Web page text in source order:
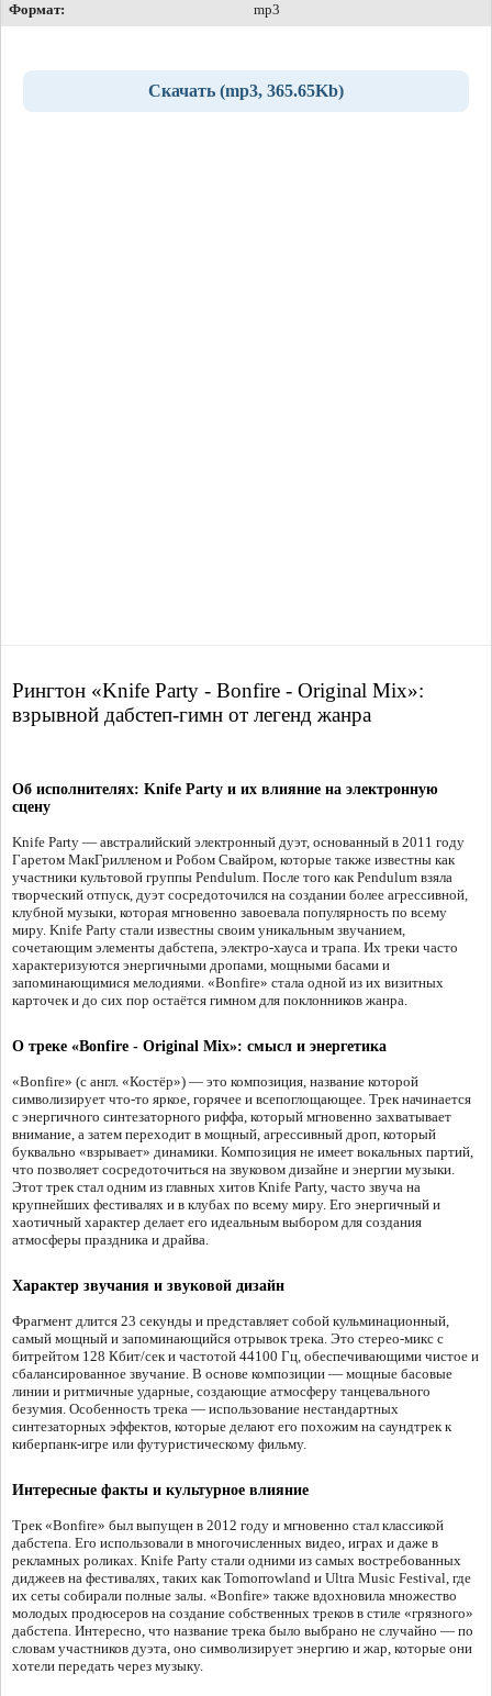
Формат:
mp3
Скачать (mp3, 365.65Kb)
Рингтон «Knife Party - Bonfire - Original Mix»:
взрывной дабстеп-гимн от легенд жанра
Об исполнителях: Knife Party и их влияние на электронную
сцену
Knife Party — австралийский электронный дуэт, основанный в 2011 году
Гаретом МакГрилленом и Робом Свайром, которые также известны как
участники культовой группы Pendulum. После того как Pendulum взяла
творческий отпуск, дуэт сосредоточился на создании более агрессивной,
клубной музыки, которая мгновенно завоевала популярность по всему
миру. Knife Party стали известны своим уникальным звучанием,
сочетающим элементы дабстепа, электро-хауса и трапа. Их треки часто
характеризуются энергичными дропами, мощными басами и
запоминающимися мелодиями. «Bonfire» стала одной из их визитных
карточек и до сих пор остаётся гимном для поклонников жанра.
О треке «Bonfire - Original Mix»: смысл и энергетика
«Bonfire» (с англ. «Костёр») — это композиция, название которой
символизирует что-то яркое, горячее и всепоглощающее. Трек начинается
с энергичного синтезаторного риффа, который мгновенно захватывает
внимание, а затем переходит в мощный, агрессивный дроп, который
буквально «взрывает» динамики. Композиция не имеет вокальных партий,
что позволяет сосредоточиться на звуковом дизайне и энергии музыки.
Этот трек стал одним из главных хитов Knife Party, часто звуча на
крупнейших фестивалях и в клубах по всему миру. Его энергичный и
хаотичный характер делает его идеальным выбором для создания
атмосферы праздника и драйва.
Характер звучания и звуковой дизайн
Фрагмент длится 23 секунды и представляет собой кульминационный,
самый мощный и запоминающийся отрывок трека. Это стерео-микс с
битрейтом 128 Кбит/сек и частотой 44100 Гц, обеспечивающими чистое и
сбалансированное звучание. В основе композиции — мощные басовые
линии и ритмичные ударные, создающие атмосферу танцевального
безумия. Особенность трека — использование нестандартных
синтезаторных эффектов, которые делают его похожим на саундтрек к
киберпанк-игре или футуристическому фильму.
Интересные факты и культурное влияние
Трек «Bonfire» был выпущен в 2012 году и мгновенно стал классикой
дабстепа. Его использовали в многочисленных видео, играх и даже в
рекламных роликах. Knife Party стали одними из самых востребованных
диджеев на фестивалях, таких как Tomorrowland и Ultra Music Festival, где
их сеты собирали полные залы. «Bonfire» также вдохновила множество
молодых продюсеров на создание собственных треков в стиле «грязного»
дабстепа. Интересно, что название трека было выбрано не случайно — по
словам участников дуэта, оно символизирует энергию и жар, которые они
хотели передать через музыку.